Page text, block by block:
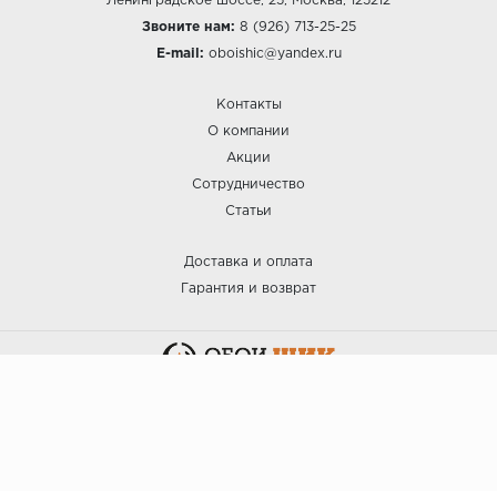
Звоните нам: 8 (926) 713-25-25
E-mail: oboishic@yandex.ru
Контакты
О компании
Акции
Сотрудничество
Статьи
Доставка и оплата
Гарантия и возврат